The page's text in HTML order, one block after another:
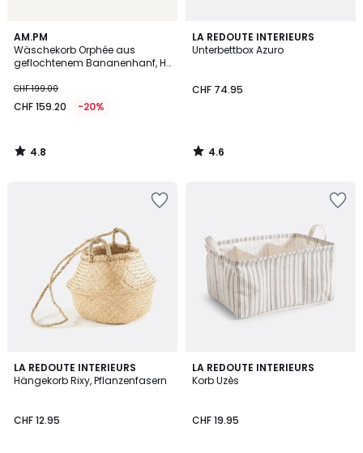
AM.PM
Wäschekorb Orphée aus
geflochtenem Bananenhanf, H.
CHF 199.00
CHF 159.20 -20%
4.8
/ 5
4.8
/
LA REDOUTE INTERIEURS
Unterbettbox Azuro
CHF 74.95
4.6
/ 5
4.6
/
LA REDOUTE INTERIEURS
Hängekorb Rixy, Pflanzenfasern
CHF 12.95
4.7
/ 5
LA REDOUTE INTERIEURS
Korb Uzès
CHF 19.95
4.7
/ 5